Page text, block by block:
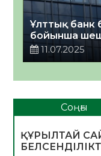
Ұлттық банк
бойынша
11.07.2025
Соңғы
ҚҰРЫЛТАЙ